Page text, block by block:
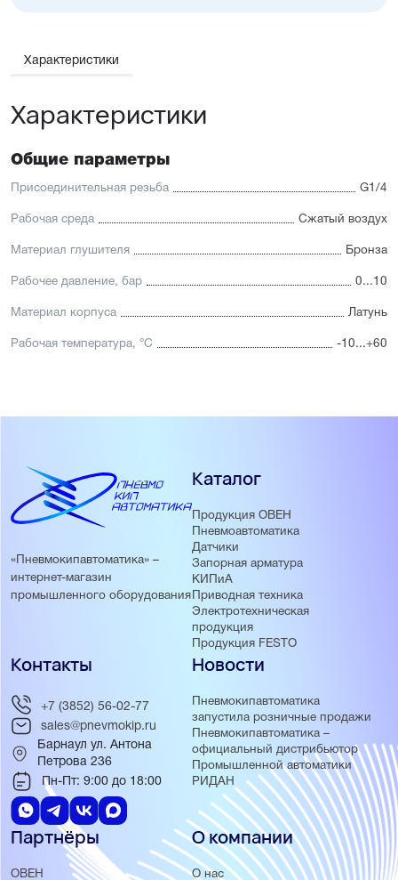
Характеристики
Характеристики
Общие параметры
Присоединительная резьба G1/4
Рабочая среда Сжатый воздух
Материал глушителя Бронза
Рабочее давление, бар 0...10
Материал корпуса Латунь
Рабочая температура, °С -10...+60
«Пневмокипавтоматика» –
интернет-магазин
промышленного оборудования
Каталог
Продукция ОВЕН
Пневмоавтоматика
Датчики
Запорная арматура
КИПиА
Приводная техника
Электротехническая
продукция
Продукция FESTO
Новости
Пневмокипавтоматика
запустила розничные продажи
Пневмокипавтоматика –
официальный дистрибьютор
Промышленной автоматики
РИДАН
Партнёры
ОВЕН
О компании
О нас
Контакты
+7 (3852) 56-02-77
sales@pnevmokip.ru
Барнаул ул. Антона
Петрова 236
Пн-Пт: 9:00 до 18:00